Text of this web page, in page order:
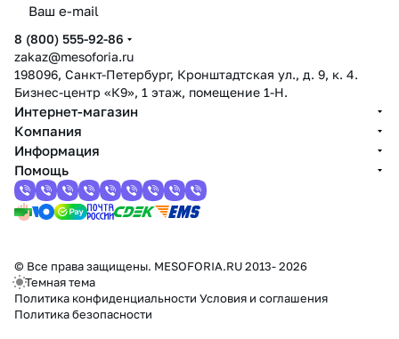
8 (800) 555-92-86
zakaz@mesoforia.ru
198096, Санкт-Петербург, Кронштадтская ул., д. 9, к. 4.
Бизнес-центр «К9», 1 этаж, помещение 1-Н.
Интернет-магазин
Компания
Информация
Помощь
© Все права защищены. MESOFORIA.RU 2013- 2026
Темная тема
Политика конфиденциальности Условия и соглашения
Политика безопасности